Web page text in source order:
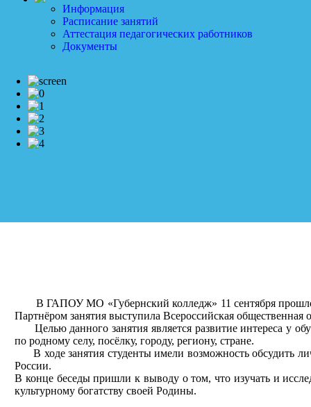
Информация
Расписание занятий
Аттестация педагогических работников
Документы
В ГАПОУ МО «Губернский колледж» 11 сентября прошло
Партнёром занятия выступила Всероссийская общественная
Целью данного занятия является развитие интереса у
по родному селу, посёлку, городу, региону, стране.
В ходе занятия студенты имели возможность обсудить
России.
В конце беседы пришли к выводу о том, что изучать и
культурному богатству своей Родины.